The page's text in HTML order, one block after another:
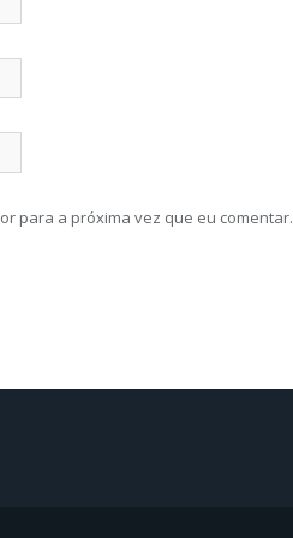
para a próxima vez que eu comentar.